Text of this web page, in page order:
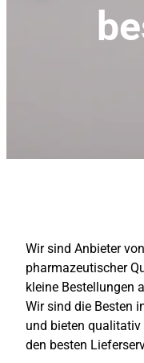
Wir sind Anbieter
pharmazeutischer
kleine Bestellungen
Wir sind die Besten
und bieten
den besten